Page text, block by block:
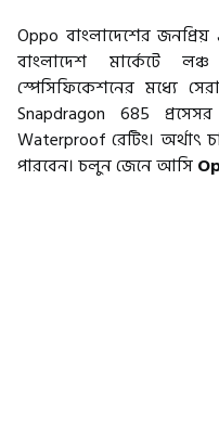
Oppo বাংলাদেশের জনপ্রিয়
বাংলাদেশ মার্কেটে
স্পেসিফিকেশনের মধ্যে
Snapdragon 685
Waterproof রেটিং। অর্থাৎ
পারবেন। চলুন জেনে আসি